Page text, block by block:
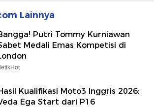
Lainnya
Putri Tommy Kurniawan
Medali Emas Kompetisi di
Kualifikasi Moto3 Inggris 2026:
Ega Start dari P16